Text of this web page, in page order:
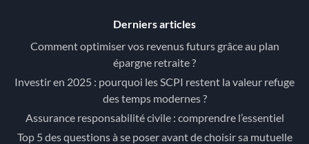
Derniers articles
Comment optimiser vos revenus futurs grâce au plan
épargne retraite ?
Investir en 2025 : pourquoi les SCPI restent la valeur refuge
des temps modernes ?
Assurance responsabilité civile : comprendre l’essentiel
Top 5 des questions à se poser avant de choisir sa mutuelle